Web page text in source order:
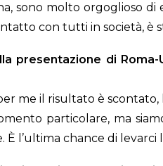
sono molto orgoglioso di
con tutti in società, è
presentazione di
me il risultato è
particolare, ma
l’ultima chance di